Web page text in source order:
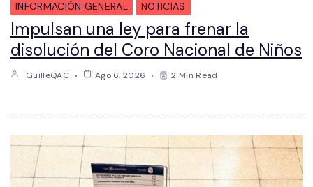
INFORMACIÓN GENERAL NOTICIAS
Impulsan una ley para frenar la
disolución del Coro Nacional de Niños
GuilleQAC Ago 6, 2026 2 Min Read